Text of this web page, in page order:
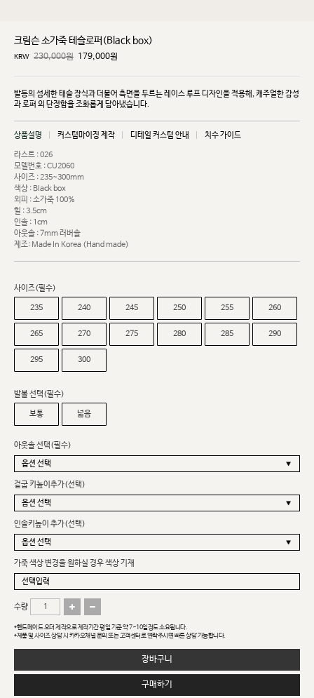
크림슨 소가죽 테슬로퍼(Black box)
KRW 230,000원 179,000원
발등의 섬세한 태슬 장식과 더불어 측면을 두르는 레이스 루프 디자인을 적용해, 캐주얼한 감성
과 로퍼 의 단정함을 조화롭게 담아냈습니다.
상품설명 커스텀마이징 제작 디테일 커스텀 안내 치수 가이드
라스트 : 026
모델번호 : CU2060
사이즈 : 235~300mm
색상 : Black box
외피 : 소가죽 100%
힐 : 3.5cm
인솔 : 1cm
아웃솔 : 7mm 러버솔
제조: Made In Korea (Hand made)
사이즈(필수)
235 240 245 250 255 260
265 270 275 280 285 290
295 300
발볼 선택(필수)
보통 넓음
아웃솔 선택(필수)
겉굽 키높이추가(선택)
인솔키높이 추가(선택)
가죽 색상 변경을 원하실 경우 색상 기재
수량
*핸드메이드 오더 제작으로 제작기간 평일 기준 약 7~10일정도 소요됩니다.
*제품 및 사이즈 상담 시 카카오채널 문의 또는 고객센터로 연락주시면 빠른 상담 가능합니다.
장바구니
구매하기